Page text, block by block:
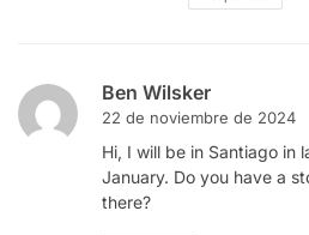
Ben Wilsker
22 de noviembre de 2024
Hi, I will be in Santiago in
January. Do you have a
there?